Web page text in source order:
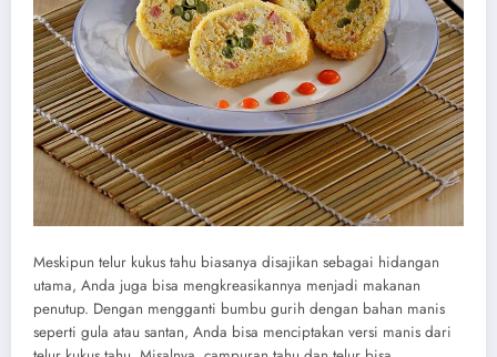
Meskipun telur kukus tahu biasanya disajikan sebagai hidangan
utama, Anda juga bisa mengkreasikannya menjadi makanan
penutup. Dengan mengganti bumbu gurih dengan bahan manis
seperti gula atau santan, Anda bisa menciptakan versi manis dari